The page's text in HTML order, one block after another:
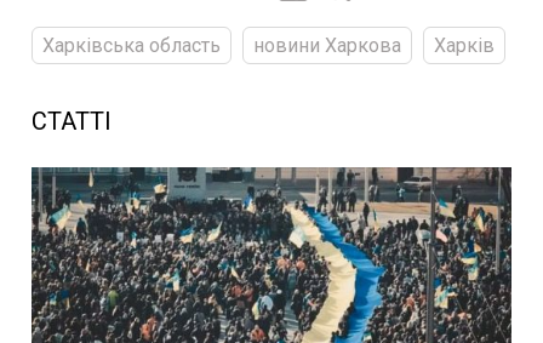
Харківська область новини Харкова Харків
СТАТТІ